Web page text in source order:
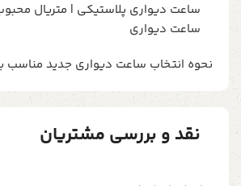
ساعت دیواری پلاستیکی | متریال
ساعت دیواری
نحوه انتخاب ساعت دیواری جدید مناسب
نقد و بررسی مشتریان